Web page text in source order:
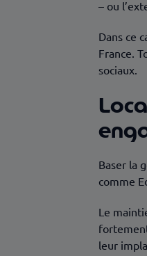
– ou
Dans ce
France.
sociaux.
Baser la
comme
Le
leur